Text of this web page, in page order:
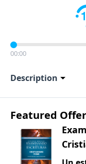
00:00
Description
Featured Offer